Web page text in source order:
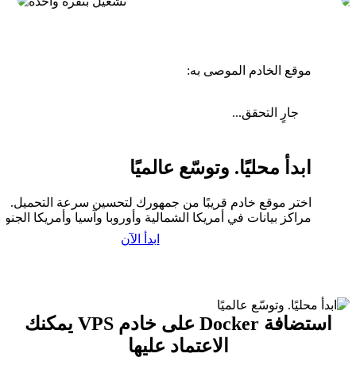
موقع الخادم الموصى به:
جارٍ التحقق...
ابدأ محليًا. وتوسّع عالميًا
اختر موقع خادم قريبًا من جمهورك لتحسين سرعة التحميل.
مراكز بيانات في أمريكا الشمالية وأوروبا وآسيا وأمريكا
ابدأ الآن
استضافة Docker على خادم VPS يمكنك
الاعتماد عليها